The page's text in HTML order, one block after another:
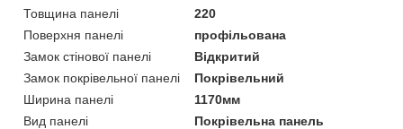
Товщина панелі
220
Поверхня панелі
профільована
Замок стінової панелі
Відкритий
Замок покрівельної панелі
Покрівельний
Ширина панелі
1170мм
Вид панелі
Покрівельна панель